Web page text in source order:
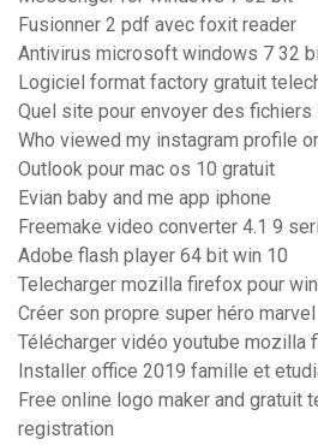
Fusionner 2 pdf avec foxit reader
Antivirus microsoft windows 7 32
Logiciel format factory gratuit
Quel site pour envoyer des fichiers
Who viewed my instagram profile
Outlook pour mac os 10 gratuit
Evian baby and me app iphone
Freemake video converter 4.1 9
Adobe flash player 64 bit win 10
Telecharger mozilla firefox pour
Créer son propre super héro marvel
Télécharger vidéo youtube mozilla
Installer office 2019 famille et
Free online logo maker and gratuit
registration